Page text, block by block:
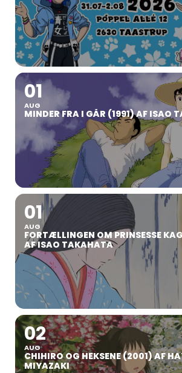
01
AUG
MINDER FRA I GÅR (1991) AF ISAO
01
AUG
FORTÆLLINGEN OM PRINSESSE
AF ISAO TAKAHATA
02
AUG
CHIHIRO OG HEKSENE (2001) AF
MIYAZAKI